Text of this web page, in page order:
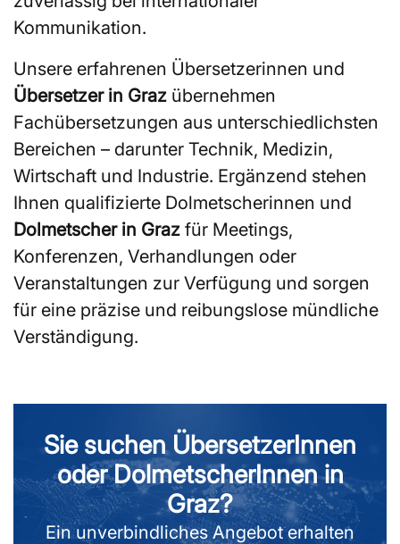
Kommunikation.
Unsere erfahrenen Übersetzerinnen und
Übersetzer in Graz übernehmen
Fachübersetzungen aus unterschiedlichsten
Bereichen – darunter Technik, Medizin,
Wirtschaft und Industrie. Ergänzend stehen
Ihnen qualifizierte Dolmetscherinnen und
Dolmetscher in Graz für Meetings,
Konferenzen, Verhandlungen oder
Veranstaltungen zur Verfügung und sorgen
für eine präzise und reibungslose mündliche
Verständigung.
Sie suchen ÜbersetzerInnen
oder DolmetscherInnen in
Graz?
Ein unverbindliches Angebot erhalten